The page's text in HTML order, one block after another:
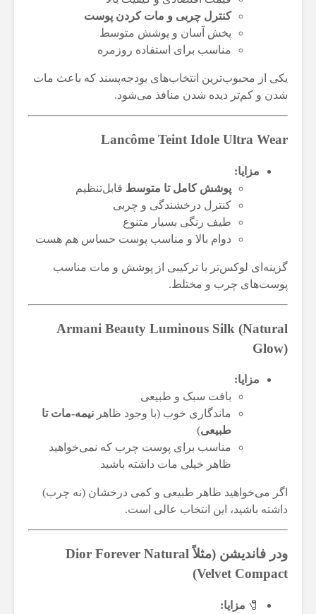
کنترل چربی و مات کردن پوست
پخش آسان و پوشش متوسط
مناسب برای استفاده روزمره
یکی از محبوب‌ترین انتخاب‌های بودجه‌پسند که باعث مات
شدن و کم‌تر دیده شدن منافذ می‌شود.
Lancôme Teint Idole Ultra Wear
مزایا:
پوشش کامل تا متوسط قابل‌تنظیم
کنترل درخشندگی و چربی
طیف رنگی بسیار متنوع
دوام بالا و مناسب پوست حساس هم هست
گزینه‌ای لوکس‌تر با ترکیبی از پوشش و مات مناسب
پوست‌های چرب و مختلط.
Armani Beauty Luminous Silk (Natural
Glow)
مزایا:
بافت سبک و طبیعی
ماندگاری خوب (با وجود ظاهر نیمه-مات‌ تا
طبیعی)
مناسب برای پوست چرب که نمی‌خواهید
ظاهر خیلی مات داشته باشید
اگر می‌خواهید ظاهر طبیعی و کمی درخشان (نه چرب)
داشته باشید، این انتخاب عالی است.
ودر فاندیشن (مثلاً Dior Forever Natural
Velvet Compact)
🧷 مزایا: